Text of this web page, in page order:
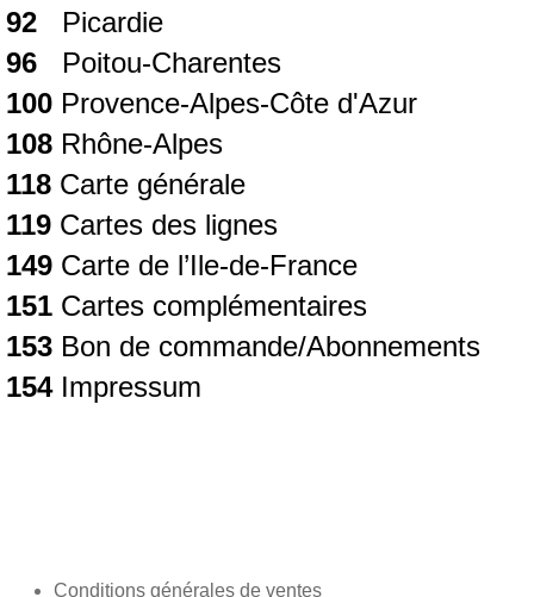
92 Picardie
96 Poitou-Charentes
100 Provence-Alpes-Côte d'Azur
108 Rhône-Alpes
118 Carte générale
119 Cartes des lignes
149 Carte de l’Ile-de-France
151 Cartes complémentaires
153 Bon de commande/Abonnements
154Impressum
Conditions générales de ventes